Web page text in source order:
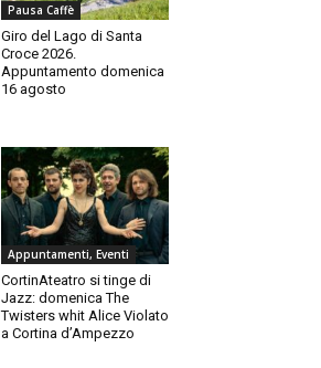
Pausa Caffè
Giro del Lago di Santa
Croce 2026.
Appuntamento domenica
16 agosto
Appuntamenti, Eventi
CortinAteatro si tinge di
Jazz: domenica The
Twisters whit Alice Violato
a Cortina d’Ampezzo